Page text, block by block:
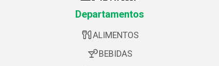
Departamentos
ALIMENTOS
BEBIDAS